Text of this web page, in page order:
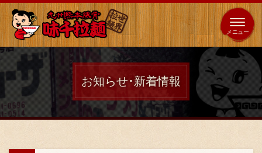
全国
展開 海外 653 店 64 店
ホーム
お知らせ･新着情報